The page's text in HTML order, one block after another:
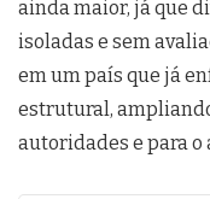
ainda maior, já que
isoladas e sem
em um país que já
estrutural,
autoridades e para